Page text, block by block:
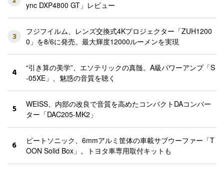
ync DXP4800 GT」レビュー
3
フジフイルム、レンズ交換式4Kプロジェクター「ZUH1200
0」を8/6に発売。最大輝度12000ルーメンを実現
4
“引き算の美学”、エソテリックの真髄。A級パワーアンプ「S
-05XE」、魅惑の音質を聴く
5
WEISS、内部の改良で音質を高めたコンパクトDAコンバー
ター「DAC205-MK2」
6
ビートソニック、6mmアルミ筐体の車載サブウーファー「T
OON Solid Box」。トヨタ車専用取付キットも